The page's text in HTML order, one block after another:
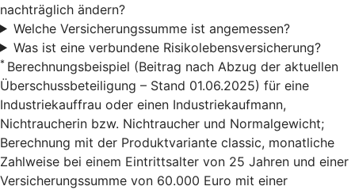
nachträglich ändern?
Welche Versicherungssumme ist angemessen?
Was ist eine verbundene Risikolebensversicherung?
* Berechnungsbeispiel (Beitrag nach Abzug der aktuellen
Überschussbeteiligung – Stand 01.06.2025) für eine
Industriekauffrau oder einen Industriekaufmann,
Nichtraucherin bzw. Nichtraucher und Normalgewicht;
Berechnung mit der Produktvariante classic, monatliche
Zahlweise bei einem Eintrittsalter von 25 Jahren und einer
Versicherungssumme von 60.000 Euro mit einer